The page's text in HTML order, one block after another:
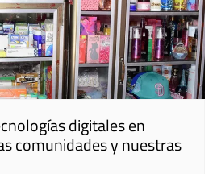
digitales en
comunidades y nuestras